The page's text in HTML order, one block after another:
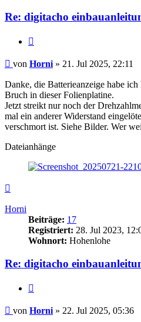
Re: digitacho
Beitrag
von Horni » 21. Jul 2025, 22:11
Danke, die Batterieanzeige habe
Bruch in dieser Folienplatine.
Jetzt streikt nur noch der
mal ein anderer Widerstand
verschmort ist. Siehe Bilder. Wer
Dateianhänge
Horni
Beiträge: 17
Registriert: 28. Jul 2023,
Wohnort: Hohenlohe
Re: digitacho
Beitrag
von Horni » 22. Jul 2025, 05:36